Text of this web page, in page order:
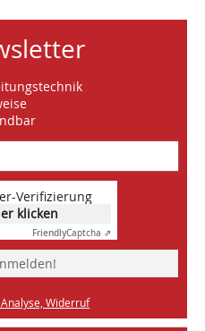
Verifizierung
klicken
FriendlyCaptcha ⇗
Widerruf